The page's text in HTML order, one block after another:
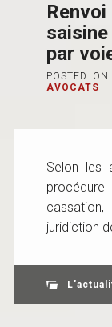
par
POSTED ON
AVOCATS
Selon les
juridiction